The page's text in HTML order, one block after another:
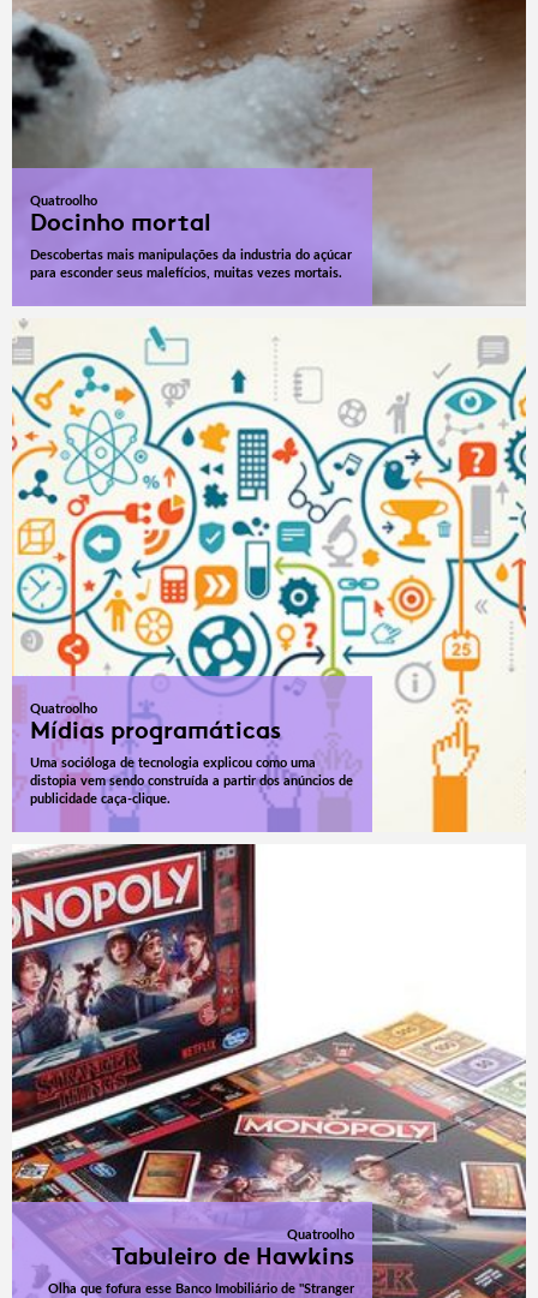
Quatroolho
Docinho mortal
Descobertas mais manipulações da industria do açúcar
para esconder seus malefícios, muitas vezes mortais.
Quatroolho
Mídias programáticas
Uma socióloga de tecnologia explicou como uma
distopia vem sendo construída a partir dos anúncios de
publicidade caça-clique.
Quatroolho
Tabuleiro de Hawkins
Olha que fofura esse Banco Imobiliário de "Stranger